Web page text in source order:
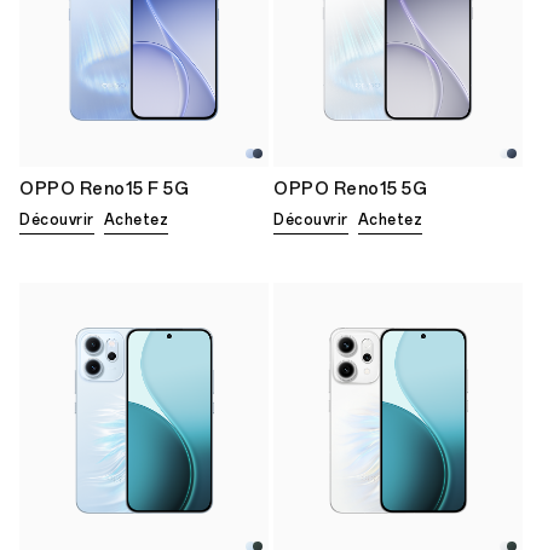
OPPO Reno15 F 5G
Achetez
Découvrir
OPPO Reno15 5G
Achetez
Découvrir